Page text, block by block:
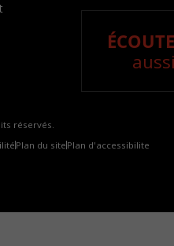
réservés.
Plan du site Plan d'accessibilite